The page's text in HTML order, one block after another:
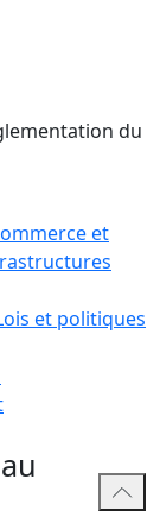
du
et
et politiques